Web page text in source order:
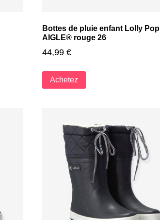
Bottes de pluie enfant Lolly Pop
AIGLE® rouge 26
44,99 €
Achetez